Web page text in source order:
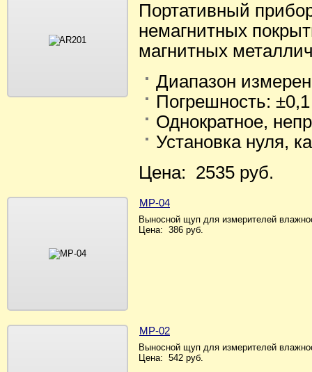
Портативный
немагнитных
магнитных
Диапазон
Погрешность:
Однократное,
Установка нуля,
Цена: 2535 руб.
MP-04
Выносной щуп для измерителей
Цена: 386 руб.
MP-02
Выносной щуп для измерителей
Цена: 542 руб.